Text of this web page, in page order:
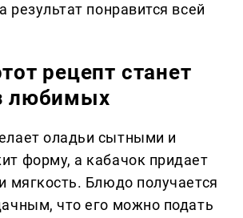
результат понравится всей
рецепт станет
любимых
оладьи сытными и
форму, а кабачок придает
мягкость. Блюдо получается
что его можно подать